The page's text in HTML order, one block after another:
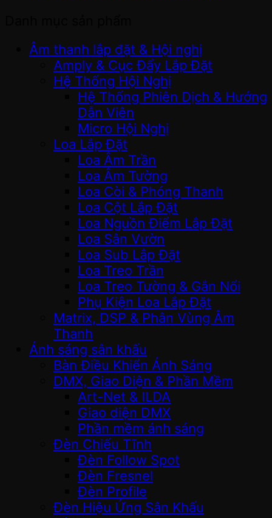
Âm thanh lắp đặt & Hội nghị
Amply & Cục Đẩy Lắp Đặt
Hệ Thống Hội Nghị
Hệ Thống Phiên Dịch & Hướng
Dẫn Viên
Micro Hội Nghị
Loa Lắp Đặt
Loa Âm Trần
Loa Âm Tường
Loa Còi & Phóng Thanh
Loa Cột Lắp Đặt
Loa Nguồn Điểm Lắp Đặt
Loa Sân Vườn
Loa Sub Lắp Đặt
Loa Treo Trần
Loa Treo Tường & Gắn Nổi
Phụ Kiện Loa Lắp Đặt
Matrix, DSP & Phân Vùng Âm
Thanh
Ánh sáng sân khấu
Bàn Điều Khiển Ánh Sáng
DMX, Giao Diện & Phần Mềm
Art-Net & ILDA
Giao diện DMX
Phần mềm ánh sáng
Đèn Chiếu Tĩnh
Đèn Follow Spot
Đèn Fresnel
Đèn Profile
Đèn Hiệu Ứng Sân Khấu